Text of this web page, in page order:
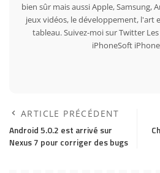
bien sûr mais aussi Apple, Samsung,
jeux vidéos, le développement, l'art
tableau. Suivez-moi surTwitterLes
iPhoneSoft
ARTICLE PRÉCÉDENT
Android 5.0.2 est arrivé sur
Nexus 7 pour corriger des bugs